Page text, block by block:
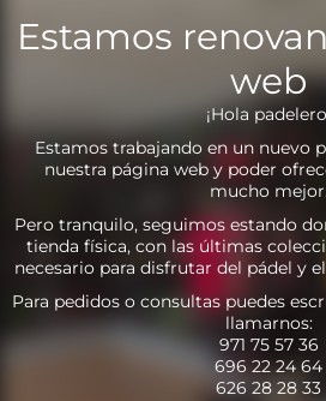
Estamos
web
¡Hola
Estamos trabajando en un nuevo
nuestra página web y poder
mucho
Pero tranquilo, seguimos estando
tienda física, con las últimas
necesario para disfrutar del pádel y
Para pedidos o consultas puedes
llamarnos:
971 75 57 36
696 22 24 64
626 28 28 33